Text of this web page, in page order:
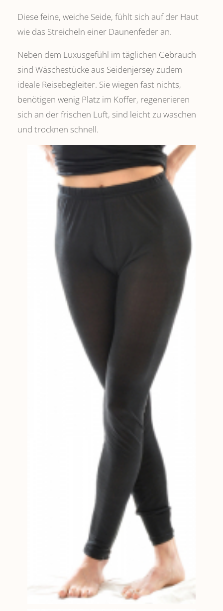
Diese feine, weiche Seide, fühlt sich auf der Haut
wie das Streicheln einer Daunenfeder an.
Neben dem Luxusgefühl im täglichen Gebrauch
sind Wäschestücke aus Seidenjersey zudem
ideale Reisebegleiter. Sie wiegen fast nichts,
benötigen wenig Platz im Koffer, regenerieren
sich an der frischen Luft, sind leicht zu waschen
und trocknen schnell.